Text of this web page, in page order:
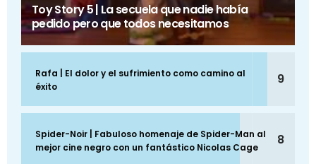
Toy Story 5 | La secuela que nadie había
pedido pero que todos necesitamos
Rafa | El dolor y el sufrimiento como camino al
éxito
9
Spider-Noir | Fabuloso homenaje de Spider-Man al
mejor cine negro con un fantástico Nicolas Cage
8